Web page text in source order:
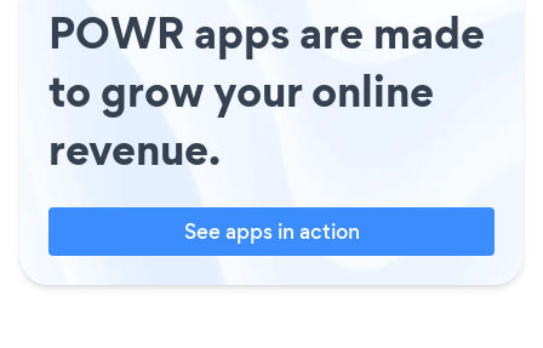
POWR apps are made
to grow your online
revenue.
See apps in action